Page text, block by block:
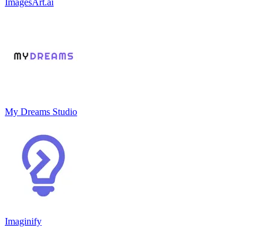
My Dreams Studio
Imaginify